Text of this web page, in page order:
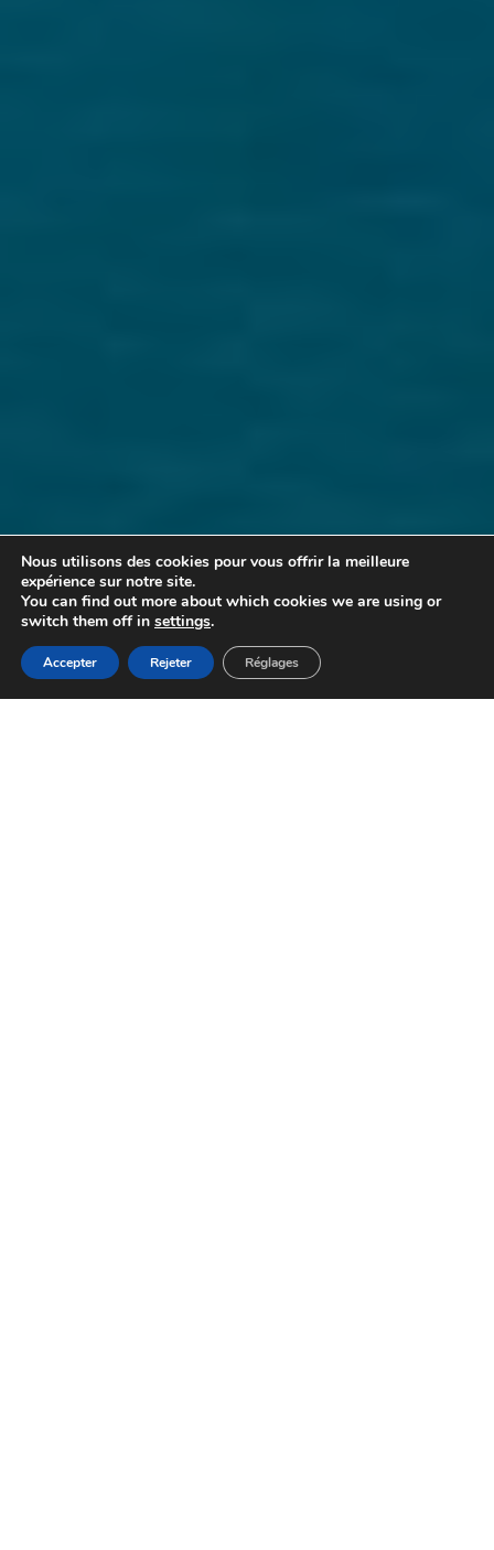
Nous utilisons des cookies pour vous offrir la meilleure
expérience sur notre site.
You can find out more about which cookies we are using or
switch them off in settings.
Accepter Rejeter Réglages